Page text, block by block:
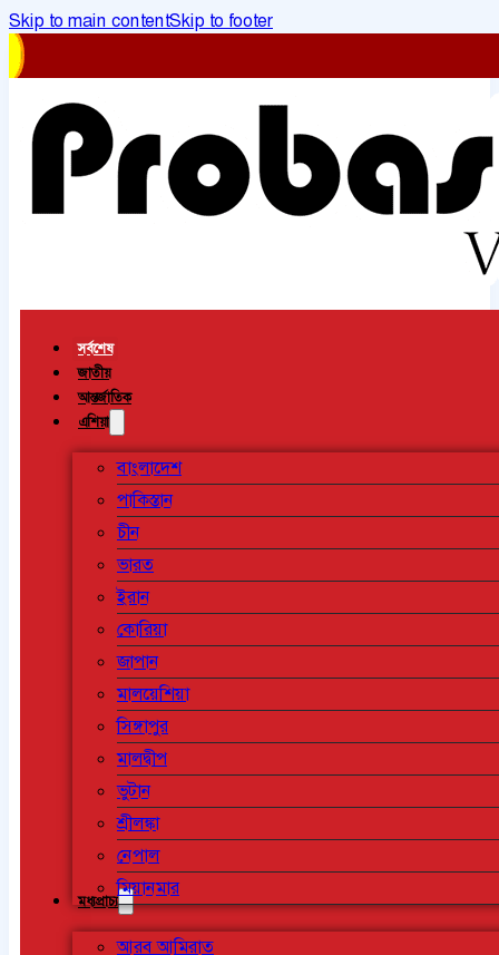
Skip to main contentSkip to footer
সর্বশেষ
জাতীয়
আন্তর্জাতিক
এশিয়া
বাংলাদেশ
পাকিস্তান
চীন
ভারত
ইরান
কোরিয়া
জাপান
মালয়েশিয়া
সিঙ্গাপুর
মালদ্বীপ
ভুটান
শ্রীলঙ্কা
নেপাল
মিয়ানমার
মধ্যপ্রাচ্য
আরব আমিরাত